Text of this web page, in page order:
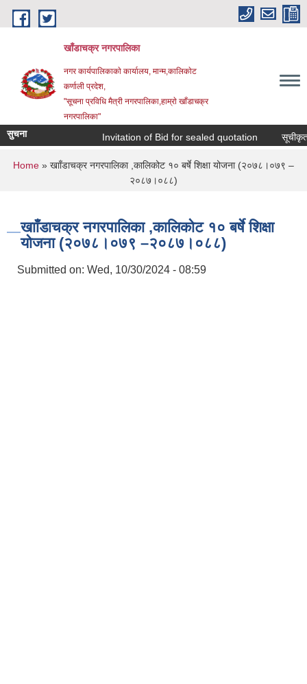
Skip to main content
खाँडाचक्र नगरपालिका
नगर कार्यपालिकाकाे कार्यालय, मान्म,कालिकाेट
क‍र्णाली प्रदेश,
"सूचना प्रविधि मैत्री नगरपालिका,हाम्राे खाँडाचक्र
नगरपालिका"
सुचना Invitation of Bid for sealed quotation सूचीकृत
You are here
Home » खााँडाचक्र नगरपालिका ,कालिकोट १० बर्षे शिक्षा योजना (२०७८।०७९ –
२०८७।०८८)
खााँडाचक्र नगरपालिका ,कालिकोट १० बर्षे शिक्षा
योजना (२०७८।०७९ –२०८७।०८८)
Submitted on: Wed, 10/30/2024 - 08:59